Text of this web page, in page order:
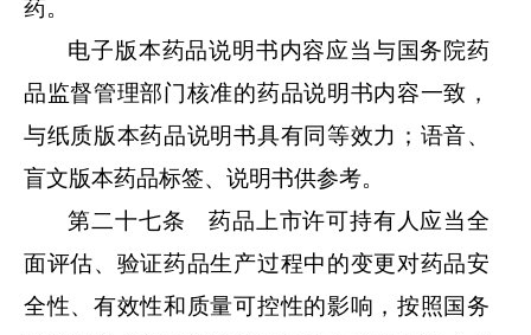
药。
电子版本药品说明书内容应当与国务院药
品监督管理部门核准的药品说明书内容一致，
与纸质版本药品说明书具有同等效力；语音、
盲文版本药品标签、说明书供参考。
第二十七条 药品上市许可持有人应当全
面评估、验证药品生产过程中的变更对药品安
全性、有效性和质量可控性的影响，按照国务